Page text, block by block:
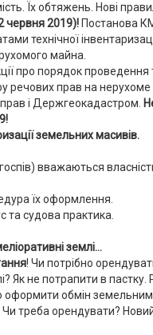
Їх обтяжень. Нові
червня 2019)! Постанова
технічної
майна.
про порядок проведення
прав на нерухоме
і Держгеокадастром.
земельних масивів.
вважаються
їх оформлення.
та судова практика.
землі…
! Чи потрібно
Як не потрапити в пастку.
оформити обмін
треба орендувати?